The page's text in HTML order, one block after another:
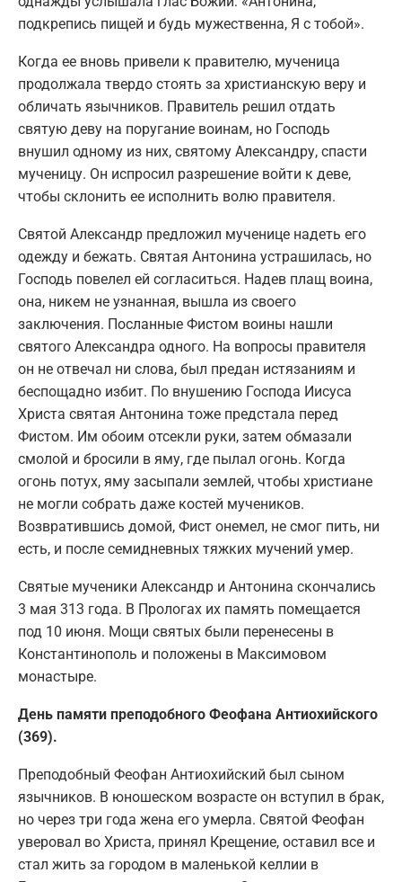
подкрепись пищей и будь мужественна, Я с тобой».
Когда ее вновь привели к правителю, мученица
продолжала твердо стоять за христианскую веру и
обличать язычников. Правитель решил отдать
святую деву на поругание воинам, но Господь
внушил одному из них, святому Александру, спасти
мученицу. Он испросил разрешение войти к деве,
чтобы склонить ее исполнить волю правителя.
Святой Александр предложил мученице надеть его
одежду и бежать. Святая Антонина устрашилась, но
Господь повелел ей согласиться. Надев плащ воина,
она, никем не узнанная, вышла из своего
заключения. Посланные Фистом воины нашли
святого Александра одного. На вопросы правителя
он не отвечал ни слова, был предан истязаниям и
беспощадно избит. По внушению Господа Иисуса
Христа святая Антонина тоже предстала перед
Фистом. Им обоим отсекли руки, затем обмазали
смолой и бросили в яму, где пылал огонь. Когда
огонь потух, яму засыпали землей, чтобы христиане
не могли собрать даже костей мучеников.
Возвратившись домой, Фист онемел, не смог пить, ни
есть, и после семидневных тяжких мучений умер.
Святые мученики Александр и Антонина скончались
3 мая 313 года. В Прологах их память помещается
под 10 июня. Мощи святых были перенесены в
Константинополь и положены в Максимовом
монастыре.
День памяти преподобного Феофана Антиохийского
(369).
Преподобный Феофан Антиохийский был сыном
язычников. В юношеском возрасте он вступил в брак,
но через три года жена его умерла. Святой Феофан
уверовал во Христа, принял Крещение, оставил все и
стал жить за городом в маленькой келлии в